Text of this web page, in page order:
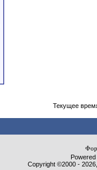
Текущее
Copyright ©2000 -